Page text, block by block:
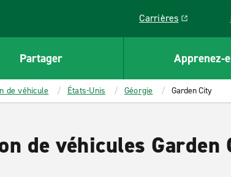
Carrières
Link opens in a new
Partager Apprenez-
de véhicule États-Unis Géorgie Garden City
de véhicules Garden